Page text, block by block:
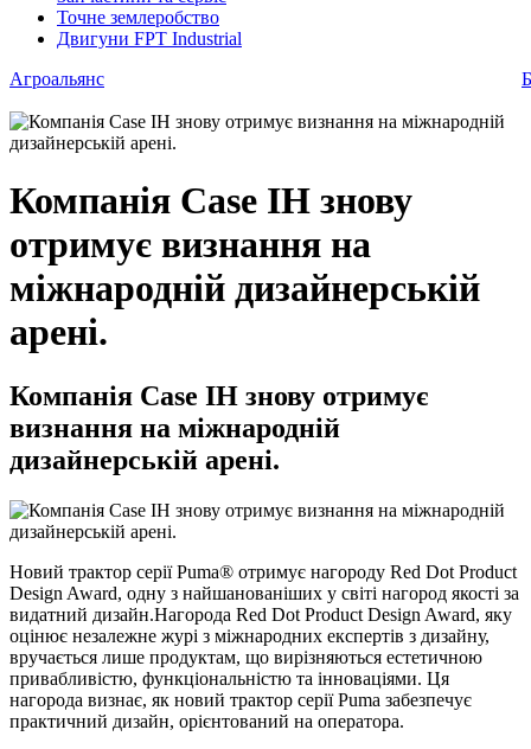
Точне землеробство
Двигуни FPT Industrial
Агроальянс
Компанія Case IH знову
отримує визнання на
міжнародній дизайнерській
арені.
Компанія Case IH знову отримує
визнання на міжнародній
дизайнерській арені.
Новий трактор серії Puma® отримує нагороду Red Dot Product
Design Award, одну з найшанованіших у світі нагород якості за
видатний дизайн.Нагорода Red Dot Product Design Award, яку
оцінює незалежне журі з міжнародних експертів з дизайну,
вручається лише продуктам, що вирізняються естетичною
привабливістю, функціональністю та інноваціями. Ця
нагорода визнає, як новий трактор серії Puma забезпечує
практичний дизайн, орієнтований на оператора.